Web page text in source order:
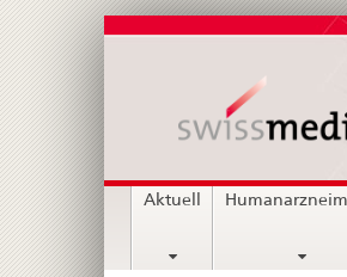
Hauptnavigation
Aktuell